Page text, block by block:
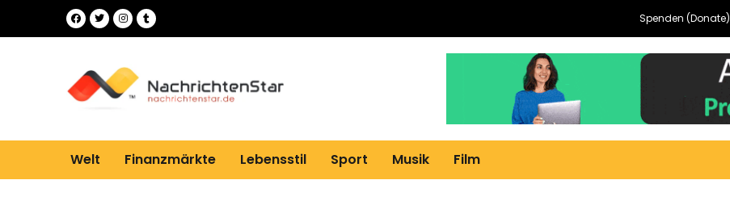
Spenden (Donate)
Welt Finanzmärkte Lebensstil Sport Musik Film